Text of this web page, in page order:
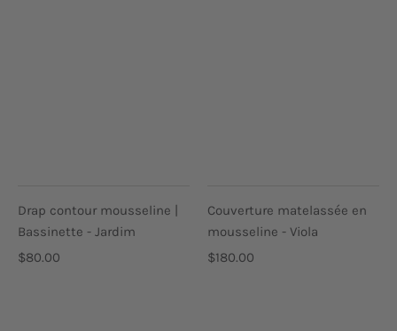
Drap contour mousseline |
Bassinette - Jardim
$80.00
Couverture matelassée en
mousseline - Viola
$180.00